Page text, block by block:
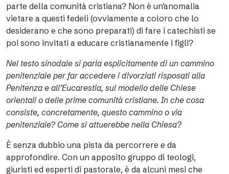
parte della comunità cristiana? Non è un’anomalia
vietare a questi fedeli (ovviamente a coloro che lo
desiderano e che sono preparati) di fare i catechisti se
poi sono invitati a educare cristianamente i figli?
Nel testo sinodale si parla esplicitamente di un cammino
penitenziale per far accedere i divorziati risposati alla
Penitenza e all’Eucarestia, sul modello delle Chiese
orientali o delle prime comunità cristiane. In che cosa
consiste, concretamente, questo cammino o via
penitenziale? Come si attuerebbe nella Chiesa?
È senza dubbio una pista da percorrere e da
approfondire. Con un apposito gruppo di teologi,
giuristi ed esperti di pastorale, è da alcuni mesi che